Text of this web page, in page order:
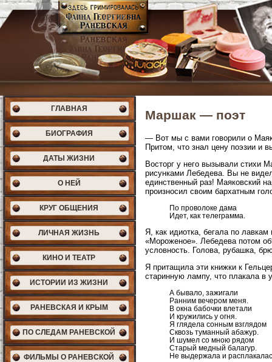
ГЛАВНАЯ
БИОГРАФИЯ
ДАТЫ ЖИЗНИ
О НЕЙ
КРУГ ОБЩЕНИЯ
ЛИЧНАЯ ЖИЗНЬ
КИНО И ТЕАТР
ИСТОРИИ ИЗ ЖИЗНИ
РАНЕВСКАЯ И КРЫМ
ПО СЛЕДАМ РАНЕВСКОЙ
ФИЛЬМЫ О РАНЕВСКОЙ
Маршак — поэт
— Вот мы с вами говорили о
Притом, что знал цену поэзии и
Восторг у него вызывали стихи
рисунками Лебедева. Вы не
единственный раз! Маяковский
произносил своим бархатным
По проволоке дама
Идет, как телеграмма.
Я, как идиотка, бегала по
«Мороженое». Лебедева потом
условность. Голова, рубашка,
Я притащила эти книжки к
старинную лампу, что плакала в
А бывало, зажигали
Ранним вечером меня.
В окна бабочки влетали
И кружились у огня.
Я глядела сонным взглядом
Сквозь туманный абажур.
И шумел со мною рядом
Старый медный балагур.
Не выдержала и